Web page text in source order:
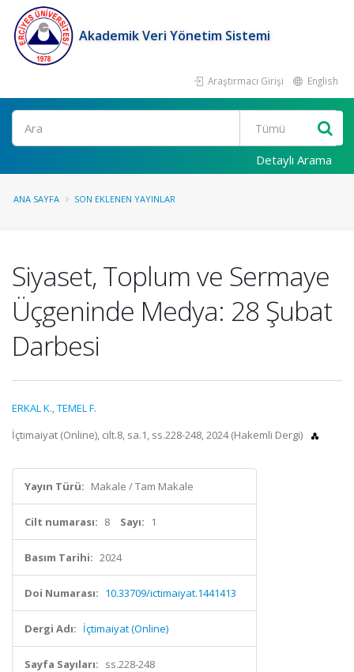
Akademik Veri Yönetim Sistemi
Araştırmacı Girişi English
Ara
Detaylı Arama
ANA SAYFA SON EKLENEN YAYINLAR
Siyaset, Toplum ve Sermaye
Üçgeninde Medya: 28 Şubat
Darbesi
ERKAL K.,TEMEL F.
İçtimaiyat (Online), cilt.8, sa.1, ss.228-248, 2024 (Hakemli Dergi)
Yayın Türü: Makale / Tam Makale
Cilt numarası: 8 Sayı: 1
Basım Tarihi: 2024
Doi Numarası: 10.33709/ictimaiyat.1441413
Dergi Adı: İçtimaiyat (Online)
Sayfa Sayıları: ss.228-248